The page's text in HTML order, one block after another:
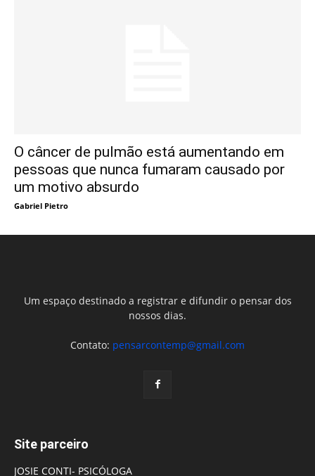
O câncer de pulmão está aumentando em
pessoas que nunca fumaram causado por
um motivo absurdo
Gabriel Pietro
Um espaço destinado a registrar e difundir o pensar dos
nossos dias.
Contato: pensarcontemp@gmail.com
Site parceiro
JOSIE CONTI- PSICÓLOGA